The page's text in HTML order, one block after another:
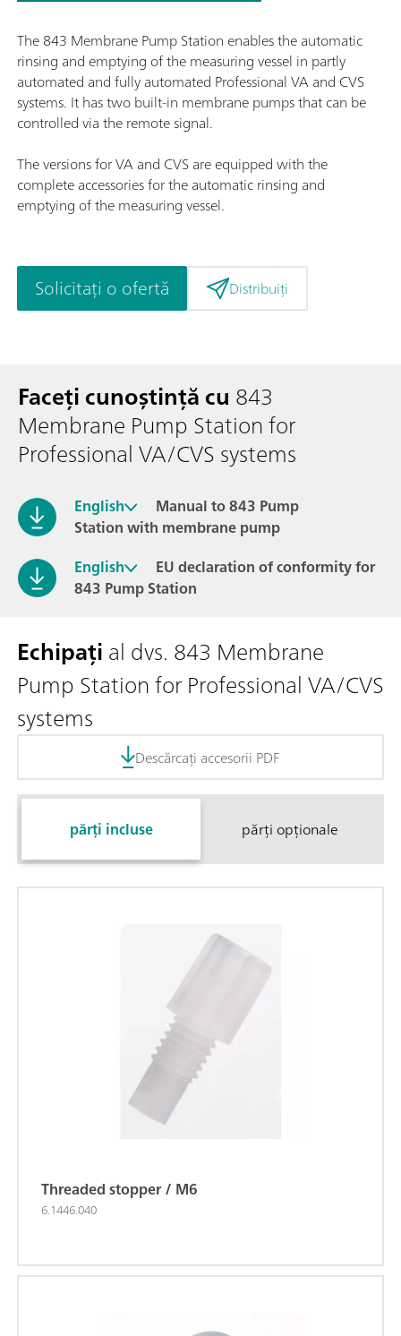
The 843 Membrane Pump Station enables the automatic
rinsing and emptying of the measuring vessel in partly
automated and fully automated Professional VA and CVS
systems. It has two built-in membrane pumps that can be
controlled via the remote signal.
The versions for VA and CVS are equipped with the
complete accessories for the automatic rinsing and
emptying of the measuring vessel.
Solicitați o ofertă Distribuiți
Faceți cunoștință cu 843
Membrane Pump Station for
Professional VA/CVS systems
English
Manual to 843 Pump
Station with membrane pump
English
EU declaration of conformity for
843 Pump Station
Echipațial dvs. 843 Membrane
Pump Station for Professional VA/CVS
systems
Descărcați accesorii PDF
părți incluse părți opționale
Threaded stopper / M6
6.1446.040